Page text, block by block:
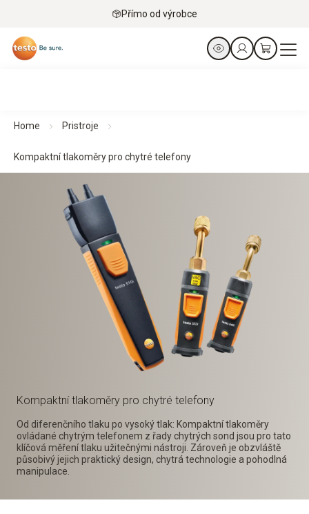
Přímo od výrobce
Home Pristroje
Kompaktní tlakoměry pro chytré telefony
Kompaktní tlakoměry pro chytré telefony
Od diferenčního tlaku po vysoký tlak: Kompaktní tlakoměry
ovládané chytrým telefonem z řady chytrých sond jsou pro tato
klíčová měření tlaku užitečnými nástroji. Zároveň je obzvláště
působivý jejich praktický design, chytrá technologie a pohodlná
manipulace.